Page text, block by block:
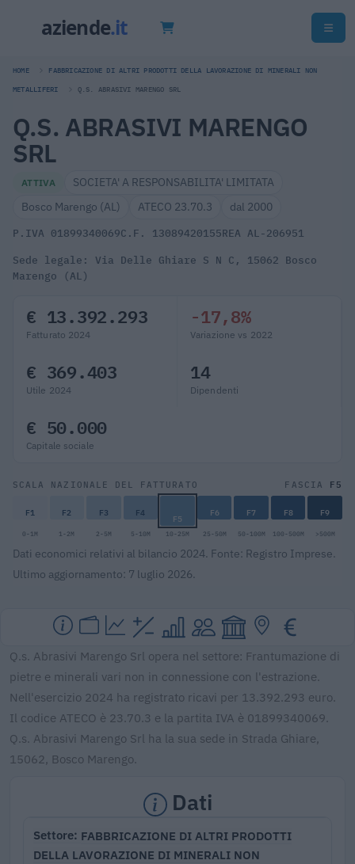
HOME FABBRICAZIONE DI ALTRI PRODOTTI DELLA LAVORAZIONE DI MINERALI NON
METALLIFERI Q.S. ABRASIVI MARENGO SRL
Q.S. ABRASIVI MARENGO
SRL
ATTIVA
SOCIETA' A RESPONSABILITA' LIMITATA
Bosco Marengo (AL)
ATECO 23.70.3 dal 2000
P.IVA 01899340069C.F. 13089420155REA AL-206951
Sede legale: Via Delle Ghiare S N C, 15062 Bosco
Marengo (AL)
€ 13.392.293
Fatturato 2024
-17,8%
Variazione vs 2022
€ 369.403
Utile 2024
14
Dipendenti
€ 50.000
Capitale sociale
SCALA NAZIONALE DEL FATTURATO FASCIA F5
F1 F2 F3 F4 F5 F6 F7 F8 F9
0-1M 1-2M 2-5M 5-10M 10-25M 25-50M 50-100M 100-500M >500M
Dati economici relativi al bilancio 2024. Fonte: Registro Imprese.
Ultimo aggiornamento: 7 luglio 2026.
Q.s. Abrasivi Marengo Srl opera nel settore: Frantumazione di
pietre e minerali vari non in connessione con l'estrazione.
Nell'esercizio 2024 ha registrato ricavi per 13.392.293 euro.
Il codice ATECO è 23.70.3 e la partita IVA è 01899340069.
Q.s. Abrasivi Marengo Srl ha la sua sede in Strada Ghiare,
15062, Bosco Marengo.
Dati
Settore FABBRICAZIONE DI ALTRI PRODOTTI
DELLA LAVORAZIONE DI MINERALI NON